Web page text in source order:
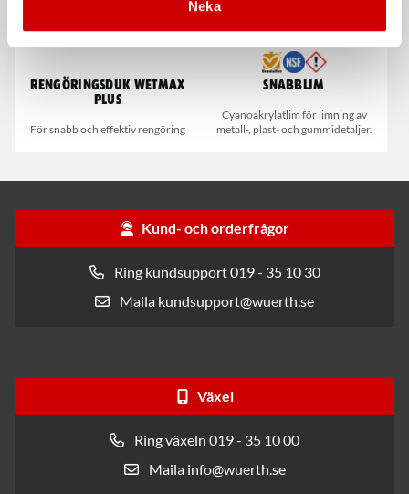
Neka
Rengöringsduk Wetmax
Plus
För snabb och effektiv rengöring
Snabblim
Cyanoakrylatlim för limning av
metall-, plast- och gummidetaljer.
Kund- och orderfrågor
Ring kundsupport 019 - 35 10 30
Maila kundsupport@wuerth.se
Växel
Ring växeln 019 - 35 10 00
Maila info@wuerth.se